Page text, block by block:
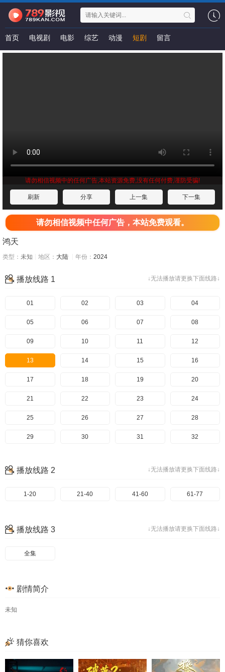
首页 电视剧 电影 综艺 动漫 短剧 留言
请勿相信视频中的任何广告,本站资源免费,没有任何付费,谨防受骗!
刷新 分享 上一集 下一集
请勿相信视频中任何广告，本站免费观看。
鸿天
类型： 未知 地区： 大陆 年份： 2024
↓无法播放请更换下面线路↓
播放线路 1
01 02 03 04
05 06 07 08
09 10 11 12
13 14 15 16
17 18 19 20
21 22 23 24
25 26 27 28
29 30 31 32
37
41 42 43 44
49 52
53
61
73
77
↓无法播放请更换下面线路↓
播放线路 2
1-20 21-40 41-60 61-77
↓无法播放请更换下面线路↓
播放线路 3
全集
剧情简介
未知
猜你喜欢